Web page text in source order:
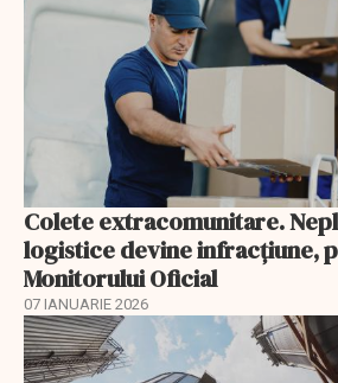
Colete extracomunitare.
logistice devine infracțiune,
Monitorului Oficial
07 IANUARIE 2026